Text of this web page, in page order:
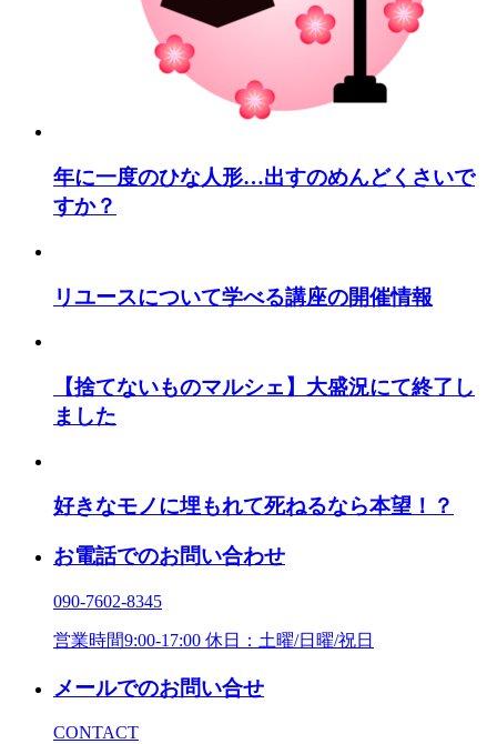
年に一度のひな人形…出すのめんどくさいで
すか？
リユースについて学べる講座の開催情報
【捨てないものマルシェ】大盛況にて終了し
ました
好きなモノに埋もれて死ねるなら本望！？
お電話でのお問い合わせ
090-7602-8345
営業時間9:00-17:00 休日：土曜/日曜/祝日
メールでのお問い合せ
CONTACT